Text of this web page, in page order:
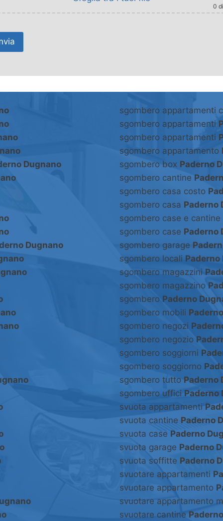
0
Dugnano
Dugnano
sgombero appartamenti
sgombero appartamenti
sgombero appartamenti
sgombero appartamento
sgombero box Paderno
sgombero cantine
sgombero casa costo
sgombero casa Paderno
sgombero case e cantine
sgombero case Paderno
sgombero garage
sgombero locali Paderno
sgombero magazzini
sgombero magazzino
sgombero Paderno
sgombero mobili
sgombero negozi
sgombero negozio
sgombero soggiorni
sgombero soggiorno
sgombero tutto Paderno
sgombero uffici Paderno
svuota appartamenti
svuota cantine Paderno
svuota case Paderno
svuota garage Paderno
svuota soffitte Paderno
svuotare appartamenti
svuotare appartamento
svuotare appartamento
svuotare cantine